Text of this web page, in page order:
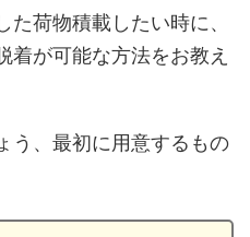
荷物積載したい時に、
着が可能な方法をお教え
う、最初に用意するもの